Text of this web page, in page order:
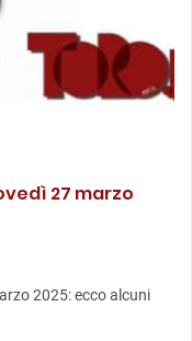
27 marzo
2025: ecco alcuni